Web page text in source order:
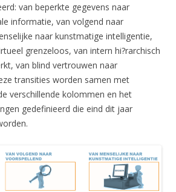
van beperkte gegevens naar
informatie, van volgend naar
naar kunstmatige intelligentie,
grenzeloos, van intern hi?rarchisch
van blind vertrouwen naar
transities worden samen met
verschillende kolommen en het
gedefinieerd die eind dit jaar